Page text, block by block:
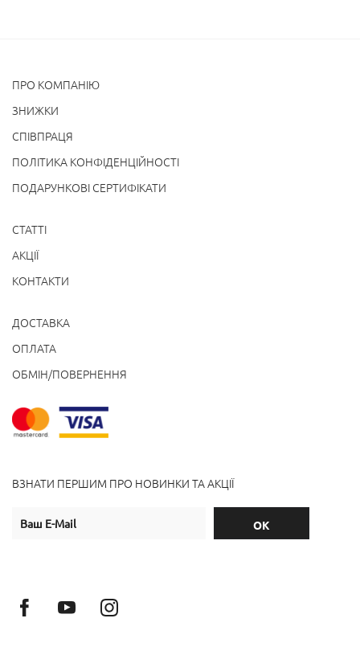
ПРО КОМПАНІЮ
ЗНИЖКИ
СПІВПРАЦЯ
ПОЛІТИКА КОНФІДЕНЦІЙНОСТІ
ПОДАРУНКОВІ СЕРТИФІКАТИ
СТАТТІ
АКЦІЇ
КОНТАКТИ
ДОСТАВКА
ОПЛАТА
ОБМІН/ПОВЕРНЕННЯ
ВЗНАТИ ПЕРШИМ ПРО НОВИНКИ ТА АКЦІЇ